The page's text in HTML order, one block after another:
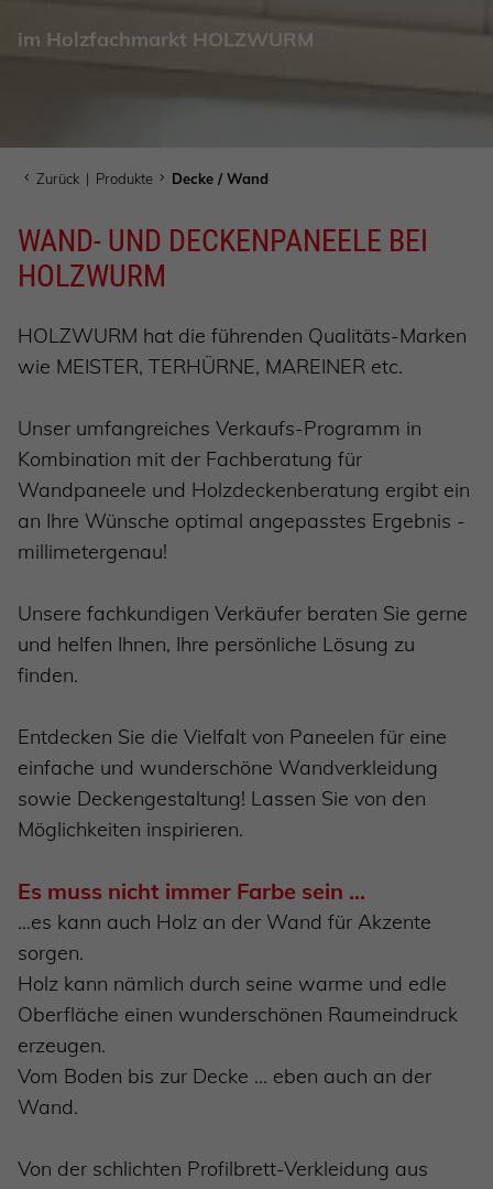
im Holzfachmarkt HOLZWURM
Zurück | Produkte Decke / Wand
WAND- UND DECKENPANEELE BEI
HOLZWURM
HOLZWURM hat die führenden Qualitäts-Marken
wie MEISTER, TERHÜRNE, MAREINER etc.
Unser umfangreiches Verkaufs-Programm in
Kombination mit der Fachberatung für
Wandpaneele und Holzdeckenberatung ergibt ein
an Ihre Wünsche optimal angepasstes Ergebnis -
millimetergenau!
Unsere fachkundigen Verkäufer beraten Sie gerne
und helfen Ihnen, Ihre persönliche Lösung zu
finden.
Entdecken Sie die Vielfalt von Paneelen für eine
einfache und wunderschöne Wandverkleidung
sowie Deckengestaltung! Lassen Sie von den
Möglichkeiten inspirieren.
Es muss nicht immer Farbe sein ...
...es kann auch Holz an der Wand für Akzente
sorgen.
Holz kann nämlich durch seine warme und edle
Oberfläche einen wunderschönen Raumeindruck
erzeugen.
Vom Boden bis zur Decke ... eben auch an der
Wand.
Von der schlichten Profilbrett-Verkleidung aus